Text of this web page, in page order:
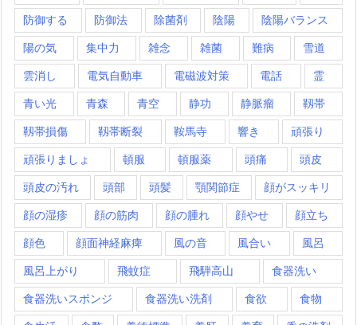
防御する 防御法 除菌剤 陰陽 陰陽バランス
陽の気 集中力 雑念 雑菌 難病 雪道
雲消し 電気自動車 電磁波対策 電話 霊
青い光 青森 青空 静功 静脈瘤 靱帯
靱帯損傷 靱帯断裂 鞍馬寺 響き 頑張り
頑張りましょ 頓服 頓服薬 頭痛 頭皮
頭皮の汚れ 頭部 頭髪 顎関節症 顔がスッキリ
顔の湿疹 顔の筋肉 顔の腫れ 顔やせ 顔立ち
顔色 顔面神経麻痺 風の音 風合い 風呂
風呂上がり 飛蚊症 飛騨高山 食器洗い
食器洗いスポンジ 食器洗い洗剤 食欲 食物